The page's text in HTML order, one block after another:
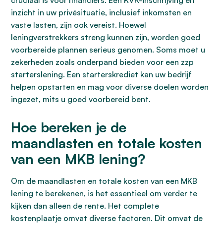
inzicht in uw privésituatie, inclusief inkomsten en
vaste lasten, zijn ook vereist. Hoewel
leningverstrekkers streng kunnen zijn, worden goed
voorbereide plannen serieus genomen. Soms moet u
zekerheden zoals onderpand bieden voor een zzp
starterslening. Een starterskrediet kan uw bedrijf
helpen opstarten en mag voor diverse doelen worden
ingezet, mits u goed voorbereid bent.
Hoe bereken je de
maandlasten en totale kosten
van een MKB lening?
Om de maandlasten en totale kosten van een MKB
lening te berekenen, is het essentieel om verder te
kijken dan alleen de rente. Het complete
kostenplaatje omvat diverse factoren. Dit omvat de